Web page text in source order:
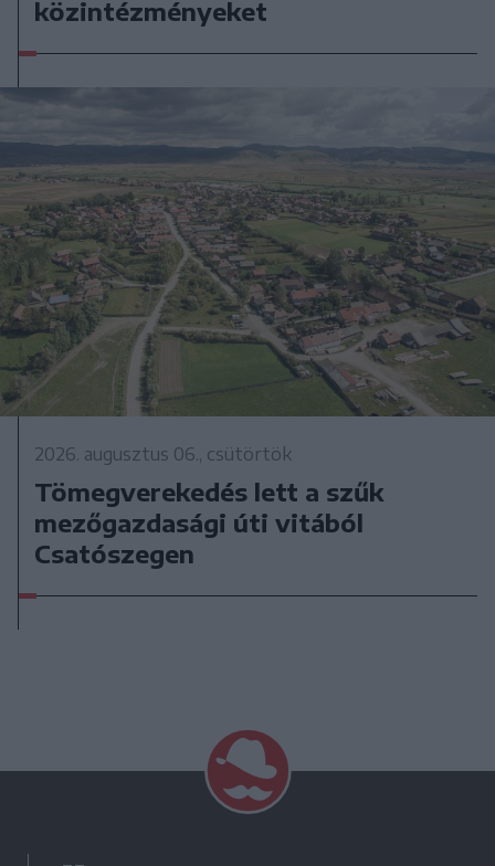
közintézményeket
2026. augusztus 06., csütörtök
Tömegverekedés lett a szűk
mezőgazdasági úti vitából
Csatószegen